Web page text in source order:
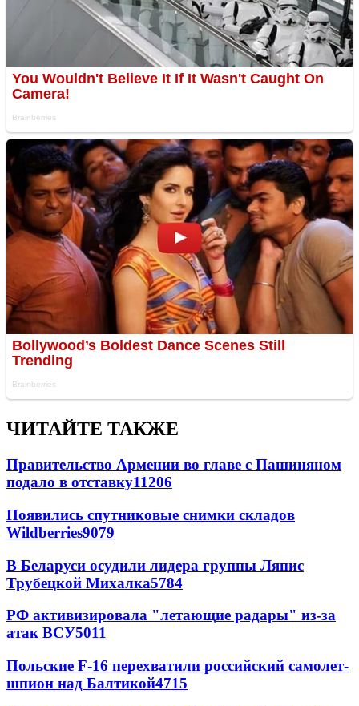
ЧИТАЙТЕ ТАКЖЕ
Правительство Армении во главе с Пашиняном
подало в отставку11206
Появились спутниковые снимки складов
Wildberries9079
В Беларуси осудили лидера группы Ляпис
Трубецкой Михалка5784
РФ активизировала "летающие радары" из-за
атак ВСУ5011
Польские F-16 перехватили российский самолет-
шпион над Балтикой4715